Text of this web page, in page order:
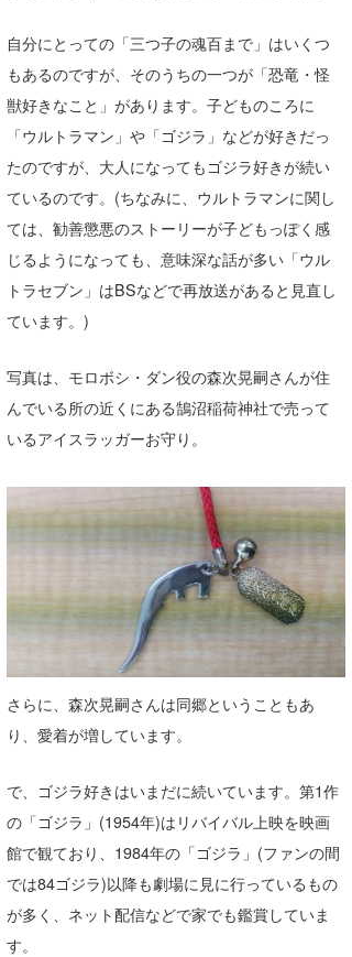
自分にとっての「三つ子の魂百まで」はいくつ
もあるのですが、そのうちの一つが「恐竜・怪
獣好きなこと」があります。子どものころに
「ウルトラマン」や「ゴジラ」などが好きだっ
たのですが、大人になってもゴジラ好きが続い
ているのです。(ちなみに、ウルトラマンに関し
ては、勧善懲悪のストーリーが子どもっぽく感
じるようになっても、意味深な話が多い「ウル
トラセブン」はBSなどで再放送があると見直し
ています。)
写真は、モロボシ・ダン役の森次晃嗣さんが住
んでいる所の近くにある鵠沼稲荷神社で売って
いるアイスラッガーお守り。
さらに、森次晃嗣さんは同郷ということもあ
り、愛着が増しています。
で、ゴジラ好きはいまだに続いています。第1作
の「ゴジラ」(1954年)はリバイバル上映を映画
館で観ており、1984年の「ゴジラ」(ファンの間
では84ゴジラ)以降も劇場に見に行っているもの
が多く、ネット配信などで家でも鑑賞していま
す。
ライター/寄稿メディア
Core Surf Japan
Naoya Kimoto
mitsuteru Kamio
Yasunari Inoue
Yoshiyuki Obata
DELTA FORCE SURF
CBA Films
熊谷素子
メディア
SURFMEDIA
Colors MAGAZINE
WAVAL
波伝説アンバサダー/プロライダー
福島寿実子
中浦“JET”章
進士剛光
田原啓江
植村未来
NOBUFUKU
喜納海人
波伝説スタッフ
☆加藤
Aichan
chan-U
ECE
KID
KOBU
KY
mitz
波伝説